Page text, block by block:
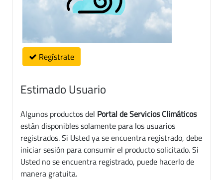
Regístrate
Estimado Usuario
Algunos productos del Portal de Servicios Climáticos
están disponibles solamente para los usuarios
registrados. Si Usted ya se encuentra registrado, debe
iniciar sesión para consumir el producto solicitado. Si
Usted no se encuentra registrado, puede hacerlo de
manera gratuita.